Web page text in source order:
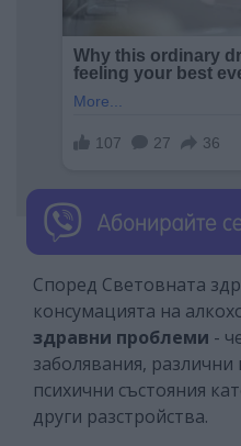
Според Световната
консумацията на
здравни проблеми -
заболявания,
психични състояния
други разстройства.